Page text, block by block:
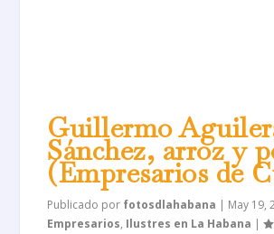
Guillermo
Sánchez, arroz y
(Empresarios de
Publicado por fotosdlahabana | May 19,
Empresarios, Ilustres en La Habana |